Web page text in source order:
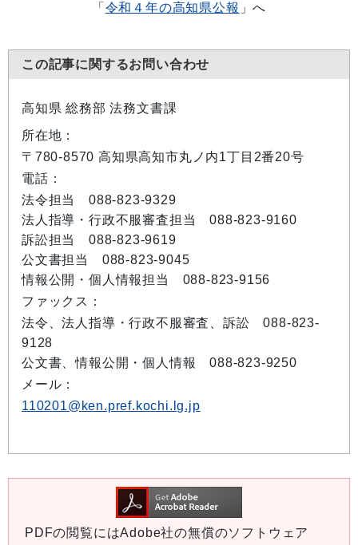
「 令和４年の高知県公報 」へ
この記事に関するお問い合わせ
高知県 総務部 法務文書課
所在地：
〒780-8570 高知県高知市丸ノ内1丁目2番20号
電話：
法令担当 088-823-9329
法人指導・行政不服審査担当 088-823-9160
訴訟担当 088-823-9619
公文書担当 088-823-9045
情報公開・個人情報担当 088-823-9156
ファックス：
法令、法人指導・行政不服審査、訴訟 088-823-
9128
公文書、情報公開・個人情報 088-823-9250
メール：
110201@ken.pref.kochi.lg.jp
PDFの閲覧にはAdobe社の無償のソフトウェア